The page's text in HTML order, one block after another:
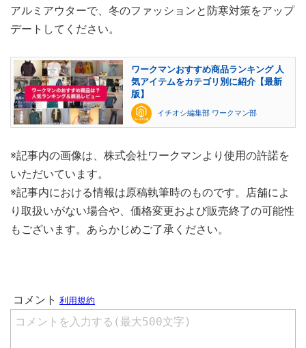
アルミアウターで、冬のファッションと防寒対策をアップ
デートしてください。
ワークマンおすすめ商品ランキング 人
気アイテムをカテゴリ別に紹介【最新
版】
イチオシ編集部 ワークマン部
※記事内の画像は、株式会社ワークマンより使用の許諾を
いただいています。
※記事内における情報は原稿執筆時のものです。店舗によ
り取扱いがない場合や、価格変更および販売終了の可能性
もございます。あらかじめご了承ください。